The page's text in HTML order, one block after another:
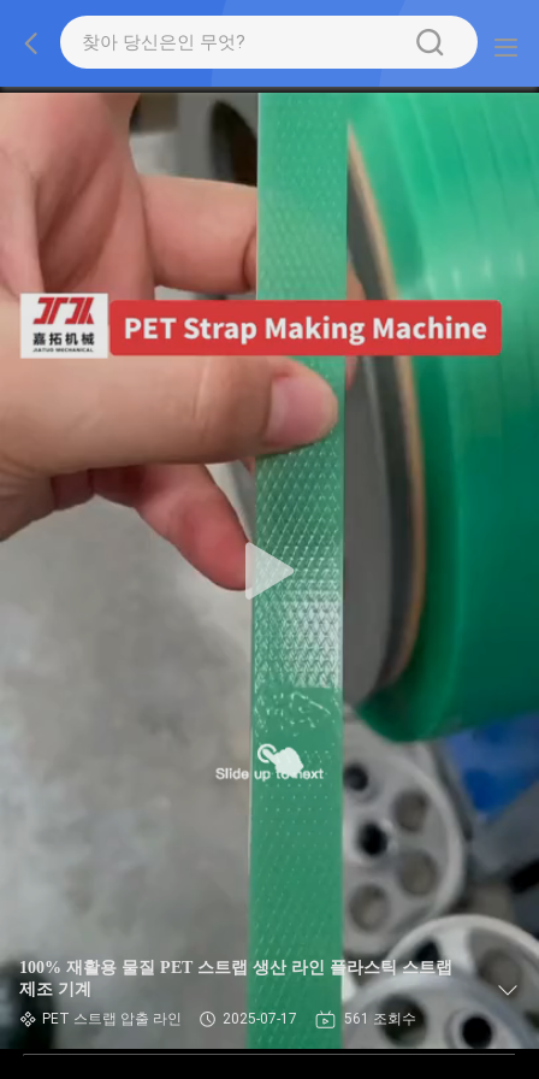
100% 재활용 물질 PET 스트랩 생산 라인 플라스틱 스트랩
제조 기계
PET 스트랩 압출 라인 2025-07-17 561 조회수